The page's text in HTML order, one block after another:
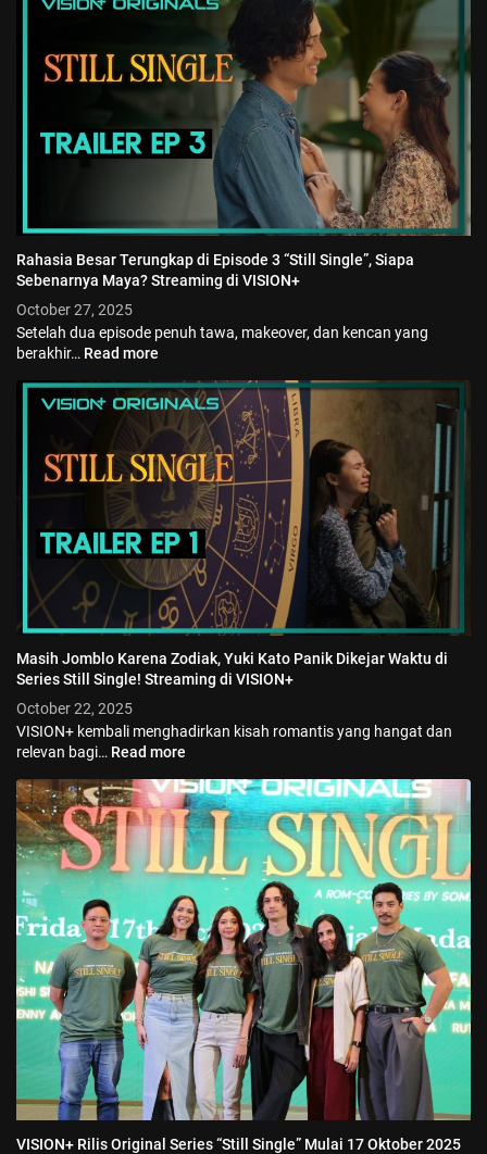
Rahasia Besar Terungkap di Episode 3 “Still Single”, Siapa
Sebenarnya Maya? Streaming di VISION+
October 27, 2025
Setelah dua episode penuh tawa, makeover, dan kencan yang
berakhir… Read more
Masih Jomblo Karena Zodiak, Yuki Kato Panik Dikejar Waktu di
Series Still Single! Streaming di VISION+
October 22, 2025
VISION+ kembali menghadirkan kisah romantis yang hangat dan
relevan bagi… Read more
VISION+ Rilis Original Series “Still Single” Mulai 17 Oktober 2025